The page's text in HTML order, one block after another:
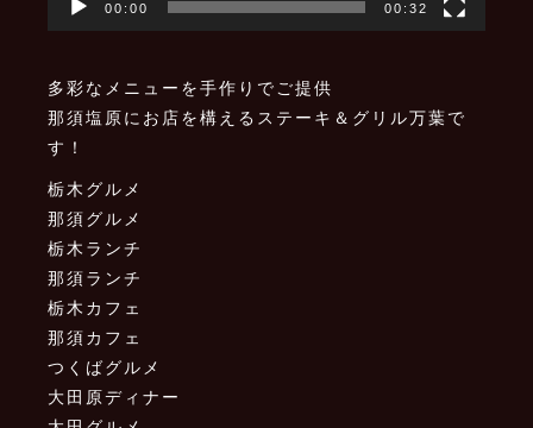
00:00 00:32
多彩なメニューを手作りでご提供
那須塩原にお店を構えるステーキ＆グリル万葉で
す！
栃木グルメ
那須グルメ
栃木ランチ
那須ランチ
栃木カフェ
那須カフェ
つくばグルメ
大田原ディナー